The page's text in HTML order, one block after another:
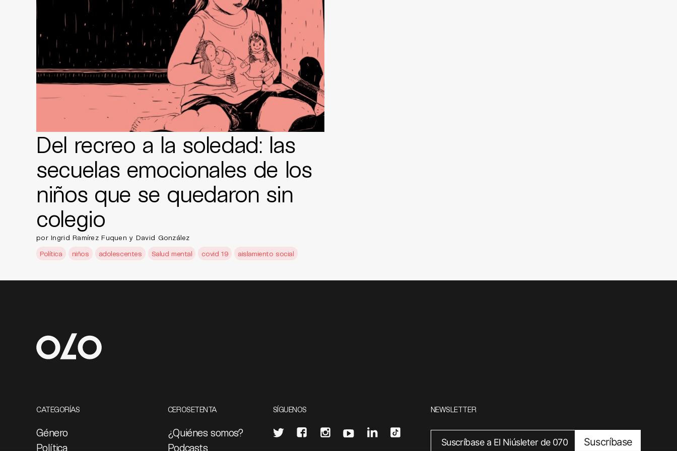
Del recreo a la soledad: las
secuelas emocionales de los
niños que se quedaron sin
colegio
por Ingrid Ramírez Fuquen y David González
Política
niños adolescentes Salud mental covid 19 aislamiento social
CATEGORÍAS
Género
Política
CEROSETENTA
¿Quiénes somos?
Podcasts
SÍGUENOS NEWSLETTER
Suscríbase